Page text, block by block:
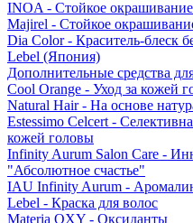
INOA - Стойкое
Majirel - Стойкое
Dia Color - Краситель-блеск
Lebel (Япония)
Дополнительные средства
Cool Orange - Уход за кожей
Natural Hair - На основе
Estessimo Celcert -
кожей головы
Infinity Aurum Salon Care -
"Абсолютное счастье"
IAU Infinity Aurum -
Lebel - Краска для волос
Materia OXY - Оксиданты